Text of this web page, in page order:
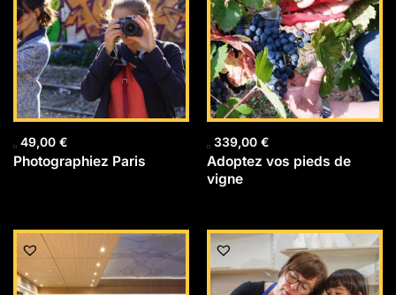
49,00 €
Photographiez Paris
339,00 €
Adoptez vos pieds de
vigne